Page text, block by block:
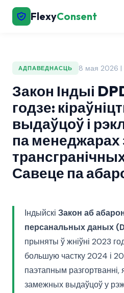
FlexyConsent
АДПАВЕДНАСЦЬ 8 мая 2026 |
Закон Індыі
годзе:
выдаўцоў і
па менеджарах
Савеце па
Індыйскі Закон аб
персанальных даных
прыняты ў жніўні 2023
большую частку 2024 і
паэтапным разгортванні,
замежных выдаўцоў у